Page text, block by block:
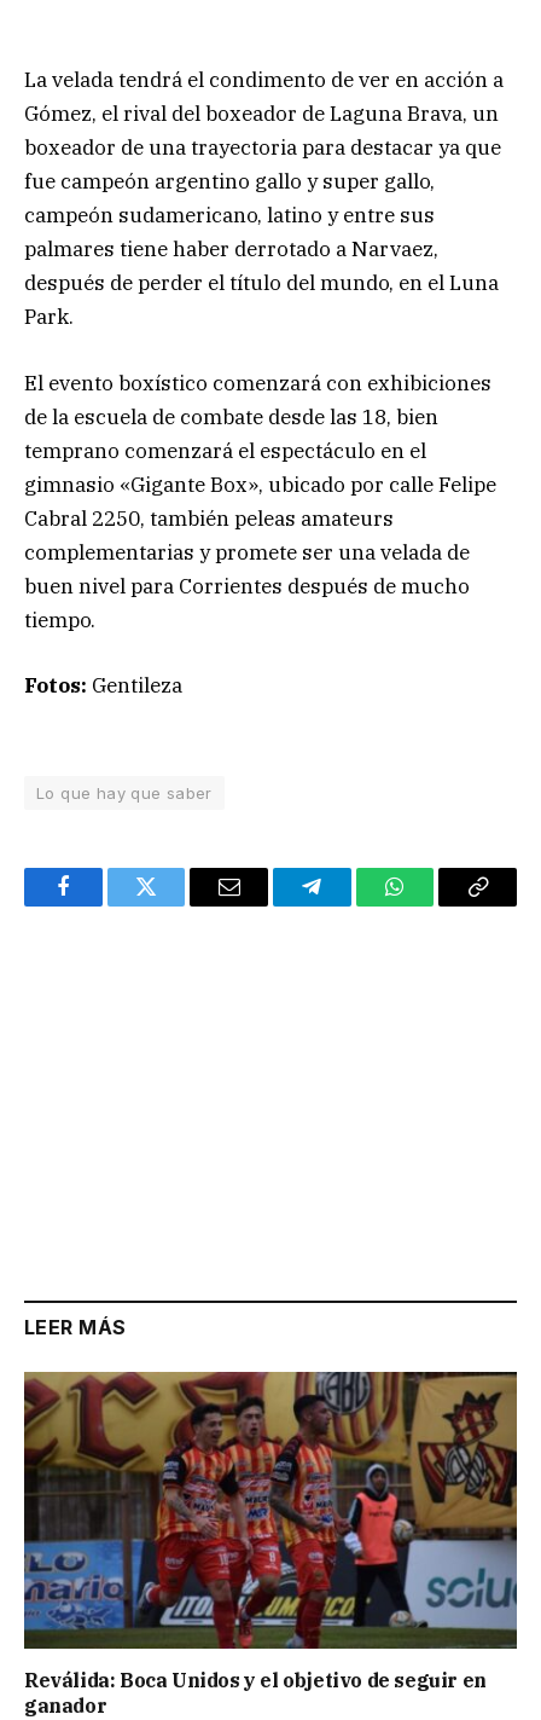
La velada tendrá el condimento de ver en acción a
Gómez, el rival del boxeador de Laguna Brava, un
boxeador de una trayectoria para destacar ya que
fue campeón argentino gallo y super gallo,
campeón sudamericano, latino y entre sus
palmares tiene haber derrotado a Narvaez,
después de perder el título del mundo, en el Luna
Park.
El evento boxístico comenzará con exhibiciones
de la escuela de combate desde las 18, bien
temprano comenzará el espectáculo en el
gimnasio «Gigante Box», ubicado por calle Felipe
Cabral 2250, también peleas amateurs
complementarias y promete ser una velada de
buen nivel para Corrientes después de mucho
tiempo.
Fotos: Gentileza
Lo que hay que saber
FacebookTwitter Email TelegramWhatsAppCopy
LEER MÁS
Reválida: Boca Unidos y el objetivo de seguir en
ganador